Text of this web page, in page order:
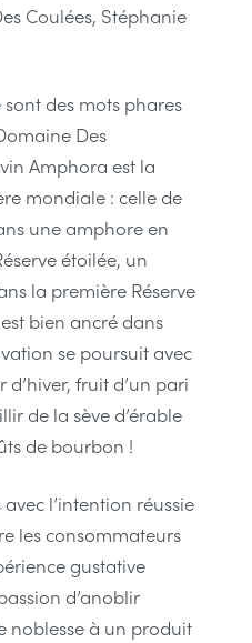
Coulées, Stéphanie
des mots phares
Des
Amphora est la
mondiale : celle de
une amphore en
étoilée, un
la première Réserve
bien ancré dans
se poursuit avec
d’hiver, fruit d’un pari
de la sève d’érable
de bourbon !
l’intention réussie
les consommateurs
gustative
d’anoblir
noblesse à un produit